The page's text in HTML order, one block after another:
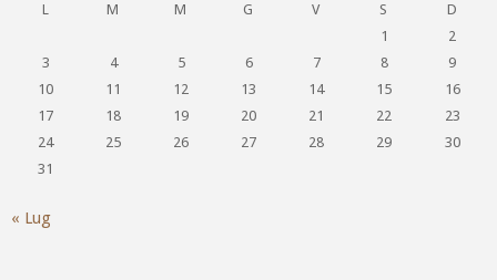
L
M M G V S
D
1
2
3
4 5 6 7 8
9
10
11 12 13 14 15
16
17
18 19 20 21 22
23
24
25 26 27 28 29
30
31
« Lug